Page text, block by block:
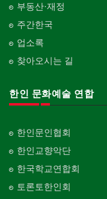
부동산·재정
주간한국
업소록
찾아오시는 길
한인 문화예술 연합
한인문인협회
한인교향악단
한국학교연합회
토론토한인회